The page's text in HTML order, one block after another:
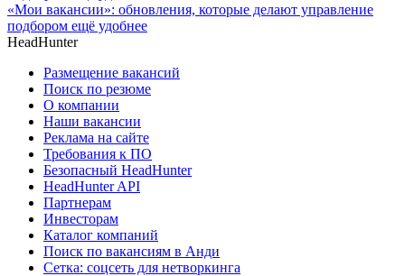
«Мои вакансии»: обновления, которые делают управление
подбором ещё удобнее
HeadHunter
Размещение вакансий
Поиск по резюме
О компании
Наши вакансии
Реклама на сайте
Требования к ПО
Безопасный HeadHunter
HeadHunter API
Партнерам
Инвесторам
Каталог компаний
Поиск по вакансиям в Анди
Сетка: соцсеть для нетворкинга